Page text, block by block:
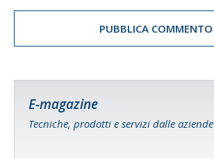
E-magazine
Tecniche, prodotti e servizi dalle aziende